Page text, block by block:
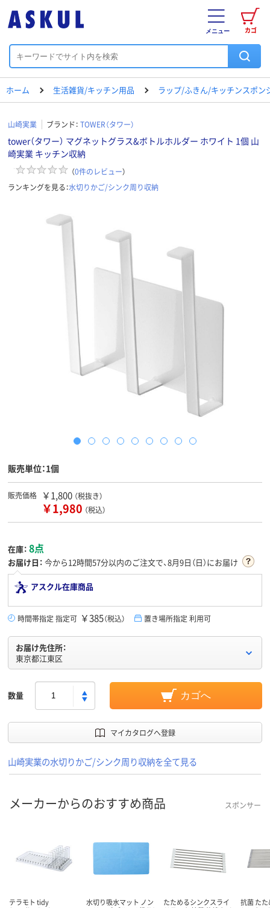
カゴ
メニュー
ホーム 生活雑貨/キッチン用品 ラップ/ふきん/キッチンスポン
山崎実業 ブランド： TOWER（タワー）
tower（タワー） マグネットグラス&ボトルホルダー ホワイト 1個 山
崎実業 キッチン収納
（0件のレビュー）
ランキングを見る：水切りかご/シンク周り収納
販売単位：1個
販売価格 ￥1,800 （税抜き）
￥1,980 （税込）
在庫： 8点
お届け日： 今から12時間57分以内のご注文で、8月9日（日）にお届け
アスクル在庫商品
時間帯指定 指定可 ￥385（税込） 置き場所指定 利用可
お届け先住所：
東京都江東区
数量 カゴへ
マイカタログへ登録
山崎実業の水切りかご/シンク周り収納を全て見る
メーカーからのおすすめ商品 スポンサー
テラモト tidy
水切り吸水マット ノン
たためるシンクスライ
抗菌 た